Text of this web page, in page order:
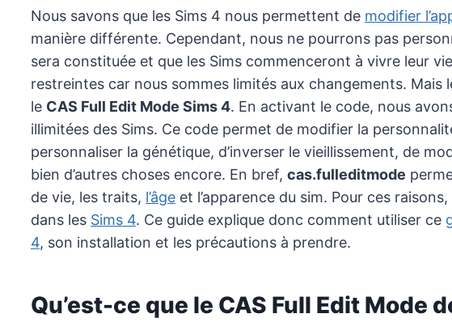
Nous savons que les Sims 4 nous permettent de modifier
manière différente. Cependant, nous ne pourrons pas
sera constituée et que les Sims commenceront à vivre leur
restreintes car nous sommes limités aux changements.
le CAS Full Edit Mode Sims 4. En activant le code, nous
illimitées des Sims. Ce code permet de modifier la
personnaliser la génétique, d’inverser le vieillissement, de
bien d’autres choses encore. En bref, cas.fulleditmode
de vie, les traits, l’âge et l’apparence du sim. Pour ces raisons,
dans les Sims 4. Ce guide explique donc comment utiliser ce
4, son installation et les précautions à prendre.
Qu’est-ce que le CAS Full Edit Mode